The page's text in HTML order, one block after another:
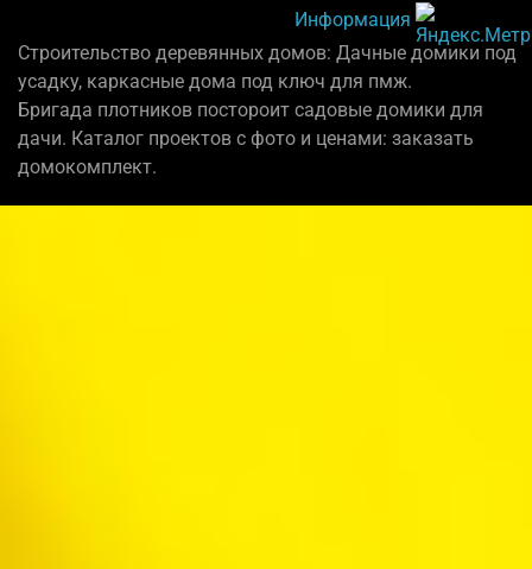
Информация
Строительство деревянных домов: Дачные домики под
усадку, каркасные дома под ключ для пмж.
Бригада плотников постороит садовые домики для
дачи. Каталог проектов с фото и ценами: заказать
домокомплект.